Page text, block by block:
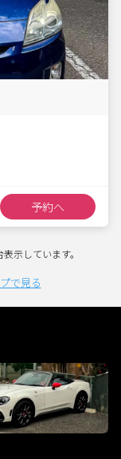
予約へ
示しています。
で見る